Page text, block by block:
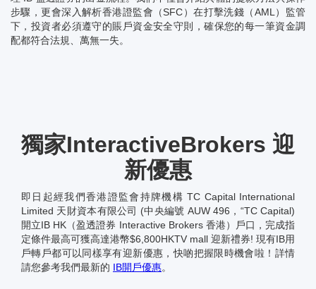
步驟，更會深入解析香港證監會（SFC）在打擊洗錢（AML）監管
下，投資者必須遵守的賬戶資金安全守則，確保您的每一筆資金調
配都符合法規、萬無一失。
獨家InteractiveBrokers 迎
新優惠
即日起經我們香港證監會持牌機構 TC Capital International
Limited 天財資本有限公司 (中央編號 AUW 496，“TC Capital)
開立IB HK（盈透證券 Interactive Brokers 香港）戶口，完成指
定條件最高可獲高達港幣$6,800HKTV mall 迎新禮券! 現有IB用
戶轉戶都可以同樣享有迎新優惠，快啲把握限時機會啦！詳情
請您參考我們最新的 IB開戶優惠。